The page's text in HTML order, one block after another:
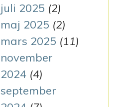
juli 2025 (2)
maj 2025 (2)
mars 2025 (11)
november
2024 (4)
september